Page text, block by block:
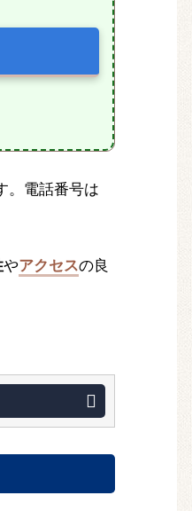
。電話番号は
やアクセスの良